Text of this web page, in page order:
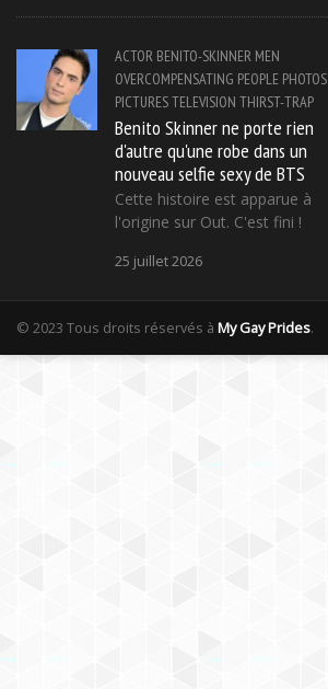
ACTOR BENITO-SKINNER MEN
OVERCOMPENSATING PEOPLE PHOTOS
PICTURESTELEVISION THIRST-TRAP
Benito Skinner ne porte rien
d'autre qu'une robe dans un
nouveau selfie sexy de BTS
Cette histoire est apparue à
l'origine sur Out. C'est fini !
25 juillet 2026
© 2023 Tous droits réservés à My Gay Prides.